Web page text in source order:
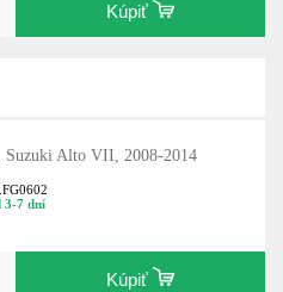
Kúpiť
Suzuki Alto VII, 2008-2014
3-7 dní
Kúpiť